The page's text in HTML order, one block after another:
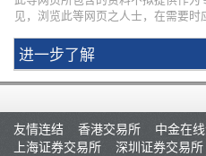
见，浏览此等网页之人士，在需要时
进一步了解
辉立简介
分行资料
招聘人才
友情连结
香港交易所 中金在
上海证券交易所
深圳证券交易所